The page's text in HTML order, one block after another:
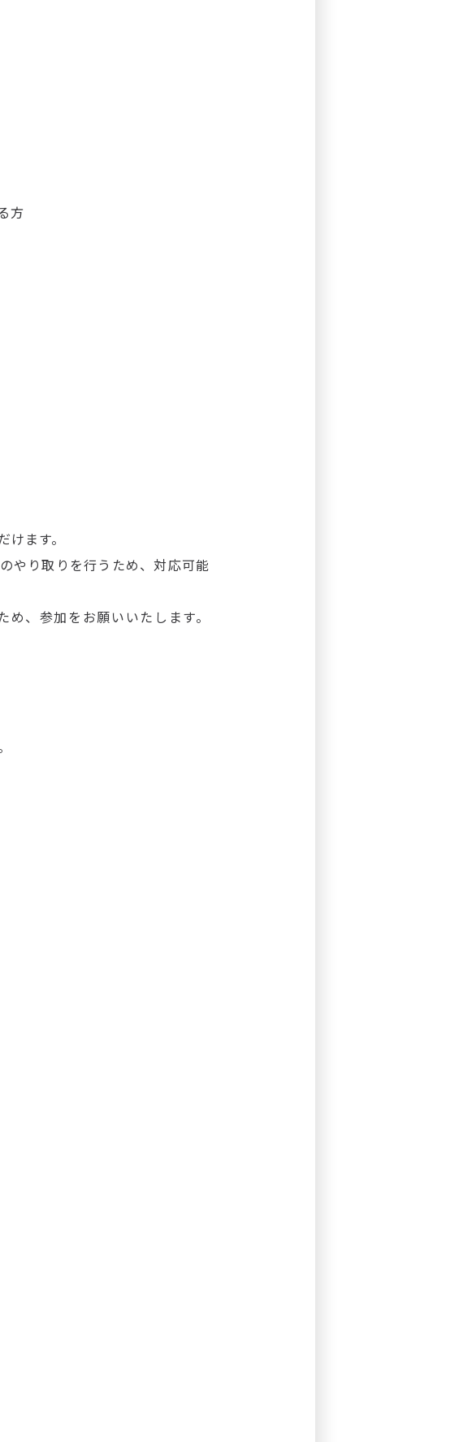
方
ます。
やり取りを行うため、対応可能
、参加をお願いいたします。